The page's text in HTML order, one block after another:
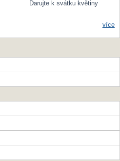
Darujte k svátku květiny
více